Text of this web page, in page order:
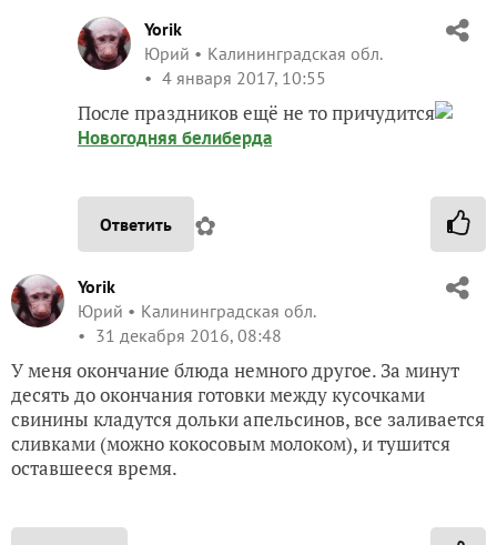
Yorik
Юрий
Калининградская обл.
4 января 2017, 10:55
После праздников ещё не то причудится
Новогодняя белиберда
Ответить ✿
Yorik
Юрий
Калининградская обл.
31 декабря 2016, 08:48
У меня окончание блюда немного другое. За минут
десять до окончания готовки между кусочками
свинины кладутся дольки апельсинов, все заливается
сливками (можно кокосовым молоком), и тушится
оставшееся время.